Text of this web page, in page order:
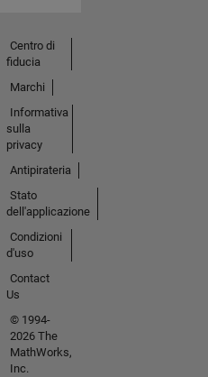
Centro di
fiducia
Marchi
Informativa
sulla
privacy
Antipirateria
Stato
dell'applicazione
Condizioni
d'uso
Contact
Us
© 1994-
2026 The
MathWorks,
Inc.